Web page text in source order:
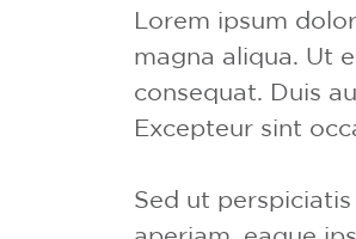
Lorem ipsum
magna aliqua. Ut
consequat. Duis
Excepteur sint
Sed ut